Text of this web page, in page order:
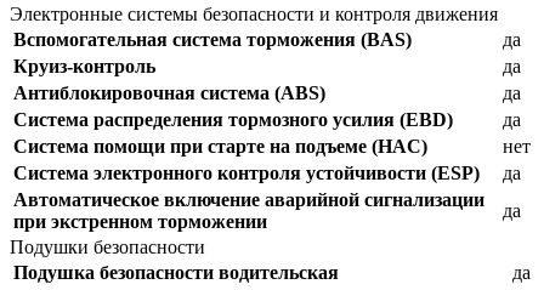
Электронные системы безопасности и контроля движения
Вспомогательная система торможения (BAS)
да
Круиз-контроль
да
Антиблокировочная система (ABS)
да
Система распределения тормозного усилия (EBD)
да
Система помощи при старте на подъеме (HAC)
нет
Система электронного контроля устойчивости (ESP)
да
Автоматическое включение аварийной сигнализации
при экстренном торможении
да
Подушки безопасности
Подушка безопасности водительская
да